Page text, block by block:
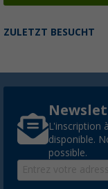
ZULETZT BESUCHT
L'inscription
disponible.
possible.